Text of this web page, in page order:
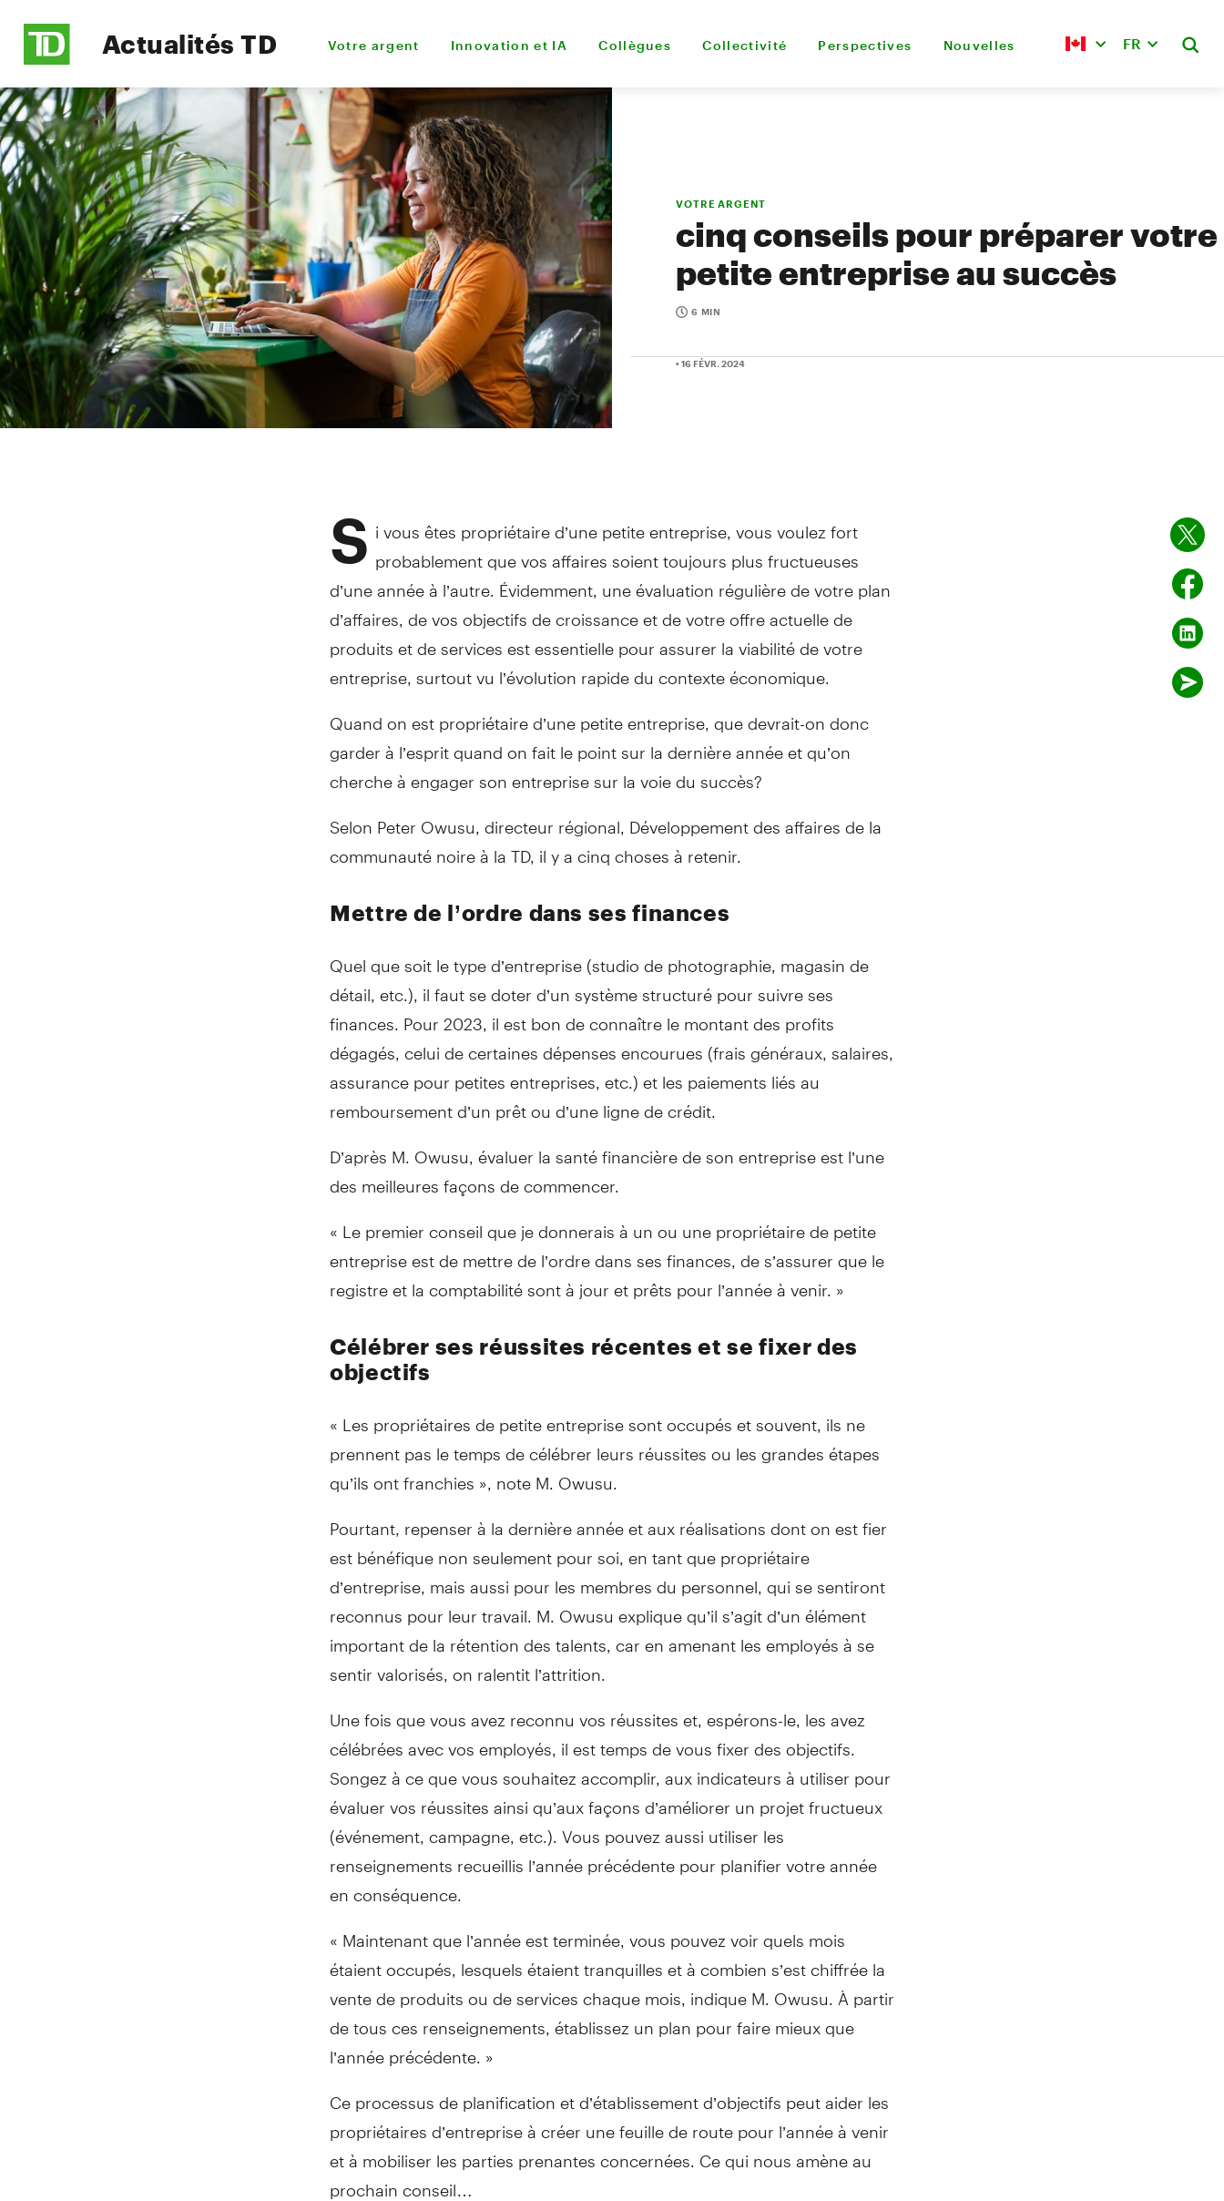
Actualités TD Votre argent Innovation et IA Collègues Collectivité Perspectives Nouvelles FR
VOTRE ARGENT
cinq conseils pour préparer votre
petite entreprise au succès
6 MIN
• 16 FÉVR. 2024
S i vous êtes propriétaire d’une petite entreprise, vous voulez fort
probablement que vos affaires soient toujours plus fructueuses
d’une année à l’autre. Évidemment, une évaluation régulière de votre plan
d’affaires, de vos objectifs de croissance et de votre offre actuelle de
produits et de services est essentielle pour assurer la viabilité de votre
entreprise, surtout vu l’évolution rapide du contexte économique.
Quand on est propriétaire d’une petite entreprise, que devrait-on donc
garder à l’esprit quand on fait le point sur la dernière année et qu’on
cherche à engager son entreprise sur la voie du succès?
Selon Peter Owusu, directeur régional, Développement des affaires de la
communauté noire à la TD, il y a cinq choses à retenir.
Mettre de l’ordre dans ses finances
Quel que soit le type d’entreprise (studio de photographie, magasin de
détail, etc.), il faut se doter d’un système structuré pour suivre ses
finances. Pour 2023, il est bon de connaître le montant des profits
dégagés, celui de certaines dépenses encourues (frais généraux, salaires,
assurance pour petites entreprises, etc.) et les paiements liés au
remboursement d’un prêt ou d’une ligne de crédit.
D’après M. Owusu, évaluer la santé financière de son entreprise est l’une
des meilleures façons de commencer.
« Le premier conseil que je donnerais à un ou une propriétaire de petite
entreprise est de mettre de l’ordre dans ses finances, de s’assurer que le
registre et la comptabilité sont à jour et prêts pour l’année à venir. »
Célébrer ses réussites récentes et se fixer des
objectifs
« Les propriétaires de petite entreprise sont occupés et souvent, ils ne
prennent pas le temps de célébrer leurs réussites ou les grandes étapes
qu’ils ont franchies », note M. Owusu.
Pourtant, repenser à la dernière année et aux réalisations dont on est fier
est bénéfique non seulement pour soi, en tant que propriétaire
d’entreprise, mais aussi pour les membres du personnel, qui se sentiront
reconnus pour leur travail. M. Owusu explique qu’il s’agit d’un élément
important de la rétention des talents, car en amenant les employés à se
sentir valorisés, on ralentit l’attrition.
Une fois que vous avez reconnu vos réussites et, espérons-le, les avez
célébrées avec vos employés, il est temps de vous fixer des objectifs.
Songez à ce que vous souhaitez accomplir, aux indicateurs à utiliser pour
évaluer vos réussites ainsi qu’aux façons d’améliorer un projet fructueux
(événement, campagne, etc.). Vous pouvez aussi utiliser les
renseignements recueillis l’année précédente pour planifier votre année
en conséquence.
« Maintenant que l’année est terminée, vous pouvez voir quels mois
étaient occupés, lesquels étaient tranquilles et à combien s’est chiffrée la
vente de produits ou de services chaque mois, indique M. Owusu. À partir
de tous ces renseignements, établissez un plan pour faire mieux que
l’année précédente. »
Ce processus de planification et d’établissement d’objectifs peut aider les
propriétaires d’entreprise à créer une feuille de route pour l’année à venir
et à mobiliser les parties prenantes concernées. Ce qui nous amène au
prochain conseil…